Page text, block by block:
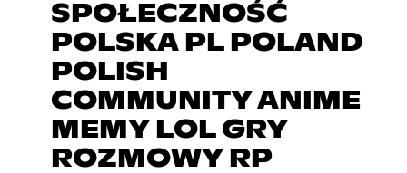
SPOŁECZNOŚĆ
POLSKA PL POLAND
POLISH
COMMUNITY ANIME
MEMY LOL GRY
ROZMOWY RP